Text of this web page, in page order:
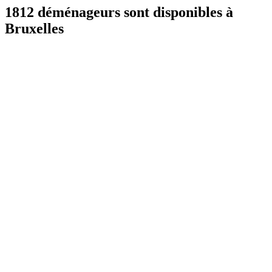
1812 déménageurs sont disponibles à
Bruxelles